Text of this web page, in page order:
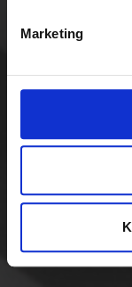
dens unikke
Vi bruger
at analysere
din brug af vores
for sociale
data med andre
de har indsamlet
Marketing